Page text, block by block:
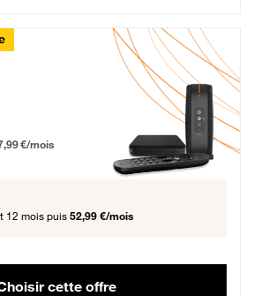
Fibre
12 mois puis 57,99 € par mois, Engagement 12 mois
€/mois
12 mois puis 52,99 €/mois
cette offre